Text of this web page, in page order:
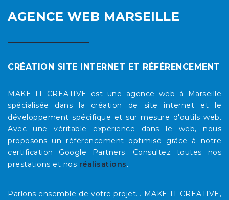
AGENCE WEB MARSEILLE
CRÉATION SITE INTERNET ET RÉFÉRENCEMENT
MAKE IT CREATIVE est une agence web à Marseille
spécialisée dans la création de site internet et le
développement spécifique et sur mesure d'outils web.
Avec une véritable expérience dans le web, nous
proposons un référencement optimisé grâce à notre
certification Google Partners. Consultez toutes nos
prestations et nos réalisations.
Parlons ensemble de votre projet... MAKE IT CREATIVE,